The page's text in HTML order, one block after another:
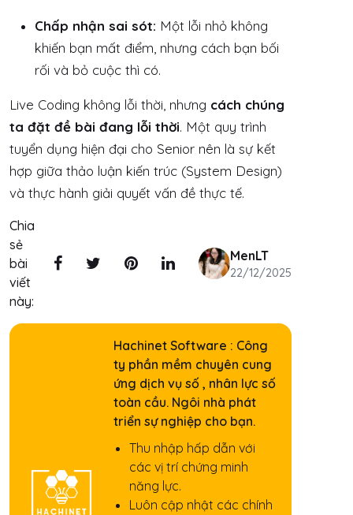
Chấp nhận sai sót: Một lỗi nhỏ không
khiến bạn mất điểm, nhưng cách bạn bối
rối và bỏ cuộc thì có.
Live Coding không lỗi thời, nhưng cách chúng
ta đặt đề bài đang lỗi thời. Một quy trình
tuyển dụng hiện đại cho Senior nên là sự kết
hợp giữa thảo luận kiến trúc (System Design)
và thực hành giải quyết vấn đề thực tế.
Chia
sẻ
bài
viết
này:
MenLT
22/12/2025
Hachinet Software : Công
ty phần mềm chuyên cung
ứng dịch vụ số , nhân lực số
toàn cầu. Ngôi nhà phát
triển sự nghiệp cho bạn.
Thu nhập hấp dẫn với
các vị trí chứng minh
năng lực.
Luôn cập nhật các chính